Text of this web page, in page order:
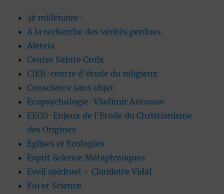
3è millénaire-
A la recherche des vérités perdues
Aleteia
Centre Sainte Croix
CIER-centre d'étude du religieux
Conscience sans objet
Ecopsychologie-Vladimir Antonov
EECO-Enjeux de l'Etude du Christianisme
des Origines
Eglises et Ecologies
Esprit Science Métaphysiques
Eveil spirituel – Claudette Vidal
Foi et Science